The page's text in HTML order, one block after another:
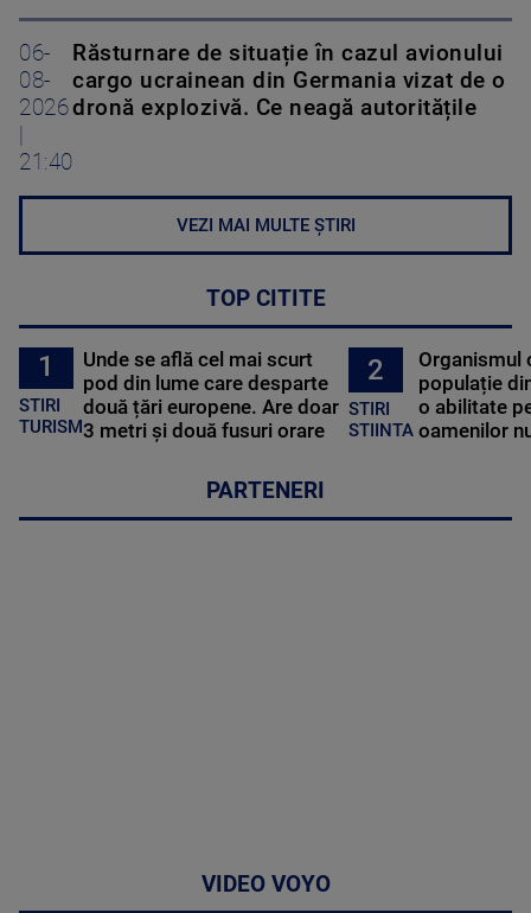
06-
08-
2026
21:40
Răsturnare de situație în cazul avionului
cargo ucrainean din Germania vizat de o
dronă explozivă. Ce neagă autoritățile
VEZI MAI MULTE ȘTIRI
TOP CITITE
1
STIRI
TURISM
Unde se află cel mai scurt
pod din lume care desparte
două țări europene. Are doar
3 metri și două fusuri orare
2
STIRI
STIINTA
Organismul
populație
o abilitate
oamenilor
PARTENERI
VIDEO VOYO